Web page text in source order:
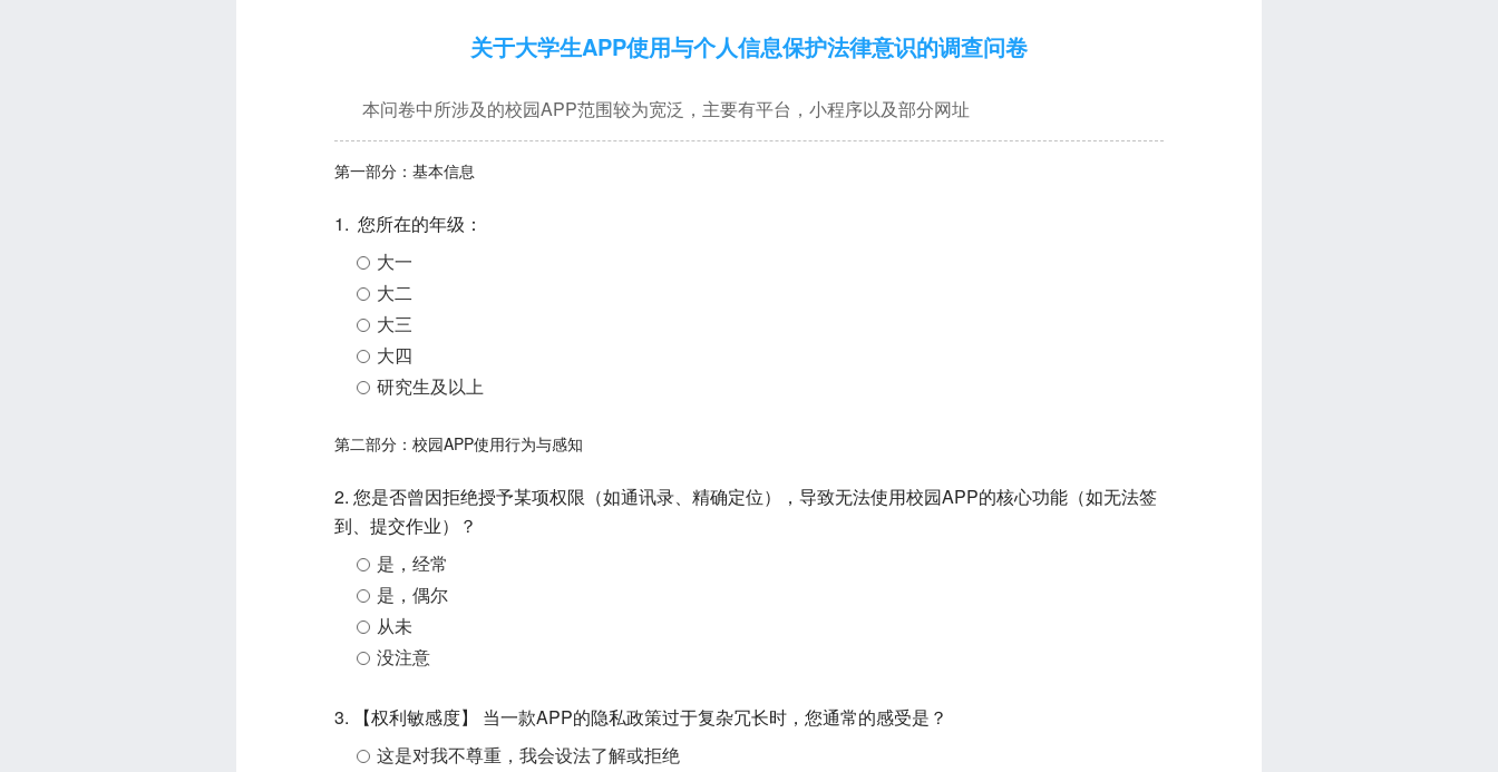
关于大学生APP使用与个人信息保护法律意识的调查问卷
本问卷中所涉及的校园APP范围较为宽泛，主要有平台，小程序以及部分网址
第一部分：基本信息
1. 您所在的年级：
大一
大二
大三
大四
研究生及以上
第二部分：校园APP使用行为与感知
2. 您是否曾因拒绝授予某项权限（如通讯录、精确定位），导致无法使用校园APP的核心功能（如无法签
到、提交作业）？
是，经常
是，偶尔
从未
没注意
3. 【权利敏感度】 当一款APP的隐私政策过于复杂冗长时，您通常的感受是？
这是对我不尊重，我会设法了解或拒绝